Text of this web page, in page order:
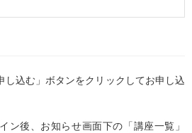
し込む」ボタンをクリックしてお申し込
ン後、お知らせ画面下の「講座一覧」